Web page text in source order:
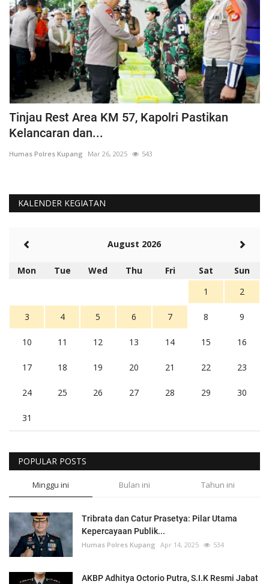
Tinjau Rest Area KM 57, Kapolri Pastikan
Kelancaran dan...
Humas Polres Kupang Mar 26, 2025 543
KALENDER KEGIATAN
August 2026
Mon Tue Wed Thu Fri Sat
Sun
1
2
3 4 5 6 7 8 9
10 11 12 13 14 15 16
17 18 19 20 21 22 23
24 25 26 27 28 29 30
31
POPULAR POSTS
Minggu ini Bulan ini Tahun ini
Tribrata dan Catur Prasetya: Pilar Utama
Kepercayaan Publik...
Humas Polres Kupang Apr 14, 2025 534
AKBP Adhitya Octorio Putra, S.I.K Resmi Jabat